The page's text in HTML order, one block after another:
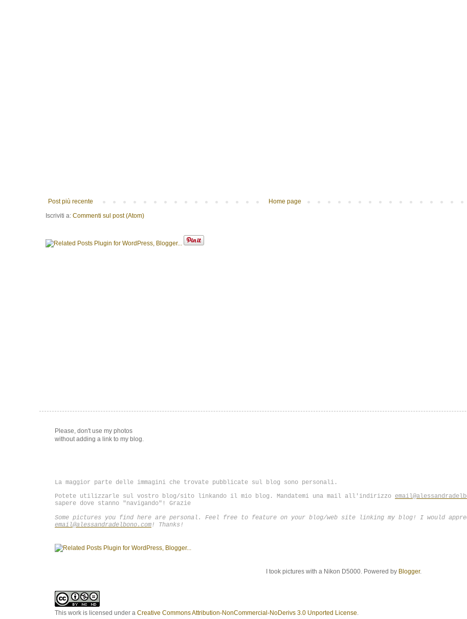
Post più recente
Home page
Iscriviti a: Commenti sul post (Atom)
Please, don't use my photos
without adding a link to my blog.
La maggior parte delle immagini che trovate pubblicate sul blog sono personali.
Potete utilizzarle sul vostro blog/sito linkando il mio blog. Mandatemi una mail all'indirizzo
sapere dove stanno "navigando"! Grazie
Some pictures you find here are personal. Feel free to feature on your blog/web site linking my blog! I would
email@alessandradelbono.com! Thanks!
I took pictures with a Nikon D5000. Powered by Blogger.
This work is licensed under a Creative Commons Attribution-NonCommercial-NoDerivs 3.0 Unported License.